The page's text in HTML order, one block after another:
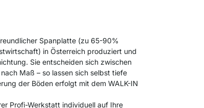
Spanplatte (zu 65-90%
in Österreich produziert und
Sie entscheiden sich zwischen
Maß – so lassen sich selbst tiefe
der Böden erfolgt mit dem WALK-IN
Profi-Werkstatt individuell auf Ihre